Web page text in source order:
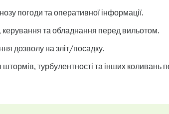
погоди та оперативної інформації.
та обладнання перед вильотом.
дозволу на зліт/посадку.
турбулентності та інших коливань